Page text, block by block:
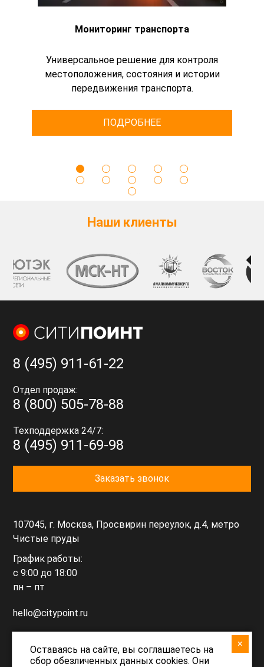
Мониторинг транспорта
Универсальное решение для контроля
местоположения, состояния и истории
передвижения транспорта.
ПОДРОБНЕЕ
Наши клиенты
8 (495) 911-61-22
Отдел продаж:
8 (800) 505-78-88
Техподдержка 24/7:
8 (495) 911-69-98
Заказать звонок
107045, г. Москва, Просвирин переулок, д.4, метро
Чистые пруды
График работы:
с 9:00 до 18:00
пн – пт
hello@citypoint.ru
support@citypoint.ru
(техподдержка)
Оставаясь на сайте, вы соглашаетесь на
сбор обезличенных данных cookies. Они
×